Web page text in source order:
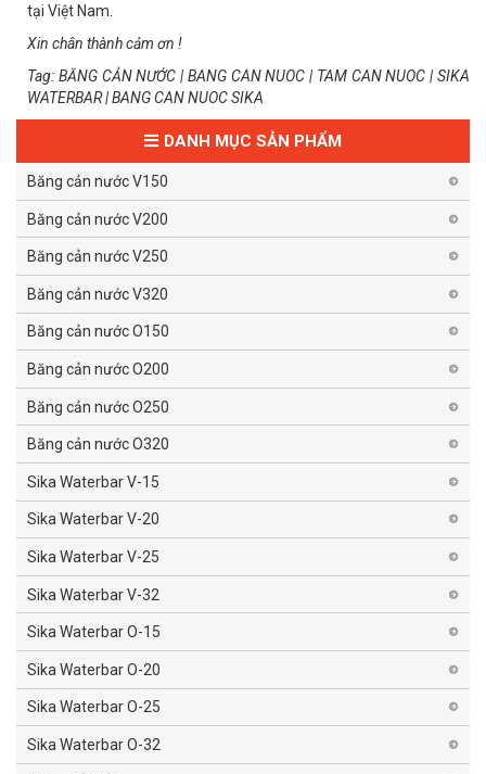
tại Việt Nam.
Xin chân thành cảm ơn !
Tag: BĂNG CẢN NƯỚC | BANG CAN NUOC | TAM CAN NUOC | SIKA
WATERBAR | BANG CAN NUOC SIKA
DANH MỤC SẢN PHẨM
Băng cản nước V150
Băng cản nước V200
Băng cản nước V250
Băng cản nước V320
Băng cản nước O150
Băng cản nước O200
Băng cản nước O250
Băng cản nước O320
Sika Waterbar V-15
Sika Waterbar V-20
Sika Waterbar V-25
Sika Waterbar V-32
Sika Waterbar O-15
Sika Waterbar O-20
Sika Waterbar O-25
Sika Waterbar O-32